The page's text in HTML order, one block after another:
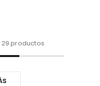
productos